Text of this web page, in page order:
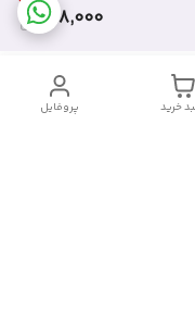
418,000
پروفایل خرید